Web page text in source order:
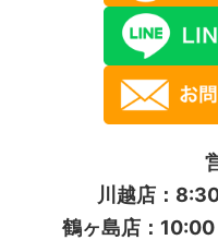
川越店：
鶴ヶ島店：